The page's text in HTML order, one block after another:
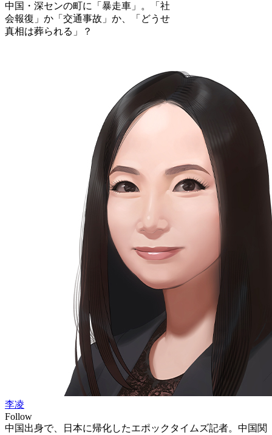
中国・深センの町に「暴走車」。「社
会報復」か「交通事故」か、「どうせ
真相は葬られる」？
李凌
Follow
中国出身で、日本に帰化したエポックタイムズ記者。中国関